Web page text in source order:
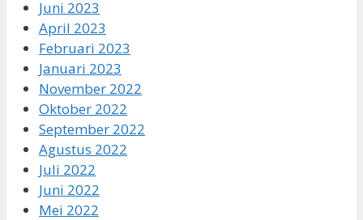
Juni 2023
April 2023
Februari 2023
Januari 2023
November 2022
Oktober 2022
September 2022
Agustus 2022
Juli 2022
Juni 2022
Mei 2022